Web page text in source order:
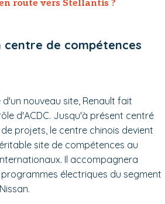
route vers Stellantis ?
centre de compétences
nouveau site, Renault fait
d'ACDC. Jusqu'à présent centré
projets, le centre chinois devient
site de compétences au
Il accompagnera
électriques du segment